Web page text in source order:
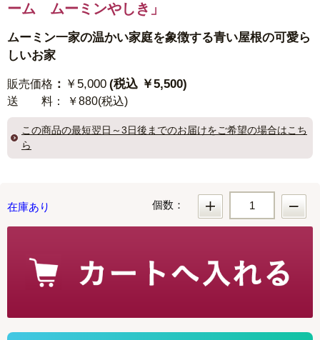
ーム ムーミンやしき」
ムーミン一家の温かい家庭を象徴する青い屋根の可愛ら
しいお家
販売価格 ： ￥5,000 (税込 ￥5,500)
送 料 ： ￥880(税込)
この商品の最短翌日～3日後までのお届けをご希望の場合はこち
ら
在庫あり 個数：